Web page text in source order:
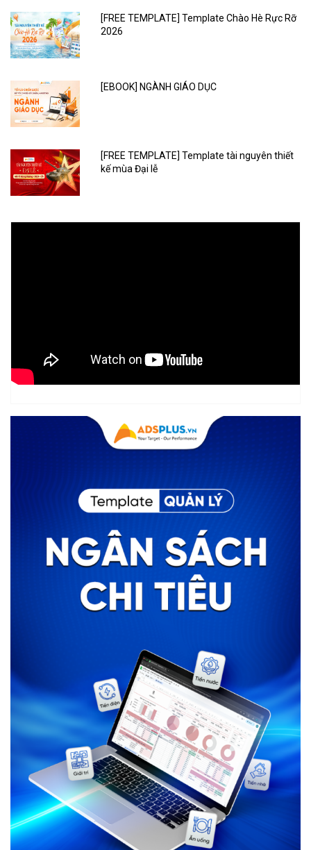
[FREE TEMPLATE] Template Chào Hè Rực Rỡ
2026
[EBOOK] NGÀNH GIÁO DỤC
[FREE TEMPLATE] Template tài nguyên thiết
kế mùa Đại lễ